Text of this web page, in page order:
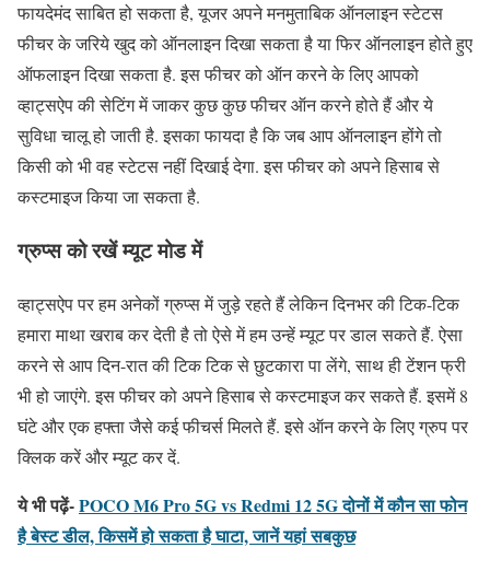
फायदेमंद साबित हो सकता है, यूजर अपने मनमुताबिक ऑनलाइन स्टेटस
फीचर के जरिये खुद को ऑनलाइन दिखा सकता है या फिर ऑनलाइन होते हुए
ऑफलाइन दिखा सकता है. इस फीचर को ऑन करने के लिए आपको
व्हाट्सऐप की सेटिंग में जाकर कुछ कुछ फीचर ऑन करने होते हैं और ये
सुविधा चालू हो जाती है. इसका फायदा है कि जब आप ऑनलाइन होंगे तो
किसी को भी वह स्टेटस नहीं दिखाई देगा. इस फीचर को अपने हिसाब से
कस्टमाइज किया जा सकता है.
ग्रुप्स को रखें म्यूट मोड में
व्हाट्सऐप पर हम अनेकों ग्रुप्स में जुड़े रहते हैं लेकिन दिनभर की टिक-टिक
हमारा माथा खराब कर देती है तो ऐसे में हम उन्हें म्यूट पर डाल सकते हैं. ऐसा
करने से आप दिन-रात की टिक टिक से छुटकारा पा लेंगे, साथ ही टेंशन फ्री
भी हो जाएंगे. इस फीचर को अपने हिसाब से कस्टमाइज कर सकते हैं. इसमें 8
घंटे और एक हफ्ता जैसे कई फीचर्स मिलते हैं. इसे ऑन करने के लिए ग्रुप पर
क्लिक करें और म्यूट कर दें.
ये भी पढ़ें-POCO M6 Pro 5G vs Redmi 12 5G दोनों में कौन सा फोन
है बेस्ट डील, किसमें हो सकता है घाटा, जानें यहां सबकुछ